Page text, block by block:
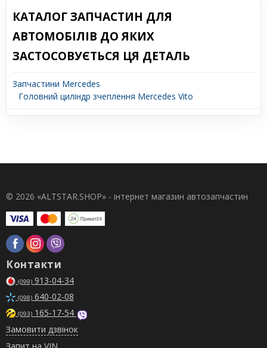
КАТАЛОГ ЗАПЧАСТИН ДЛЯ
АВТОМОБІЛІВ ДО ЯКИХ
ЗАСТОСОВУЄТЬСЯ ЦЯ ДЕТАЛЬ
Запчастини Mercedes
Головний циліндр зчеплення Mercedes Vito
© 2026 «ALTSTAR.SHOP» - інтернет магазин автозапчастин
Контакти
(099) 913-04-34
(098) 640-02-08
(093) 165-17-54
Замовити дзвінок